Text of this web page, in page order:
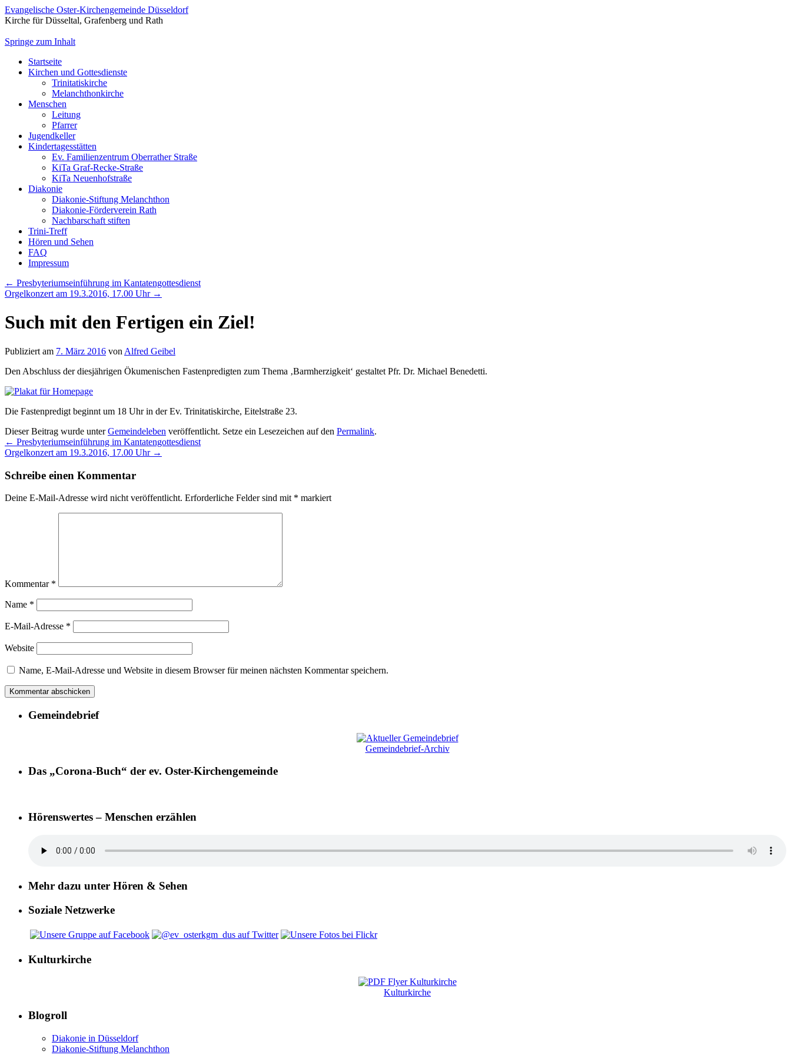
Evangelische Oster-Kirchengemeinde Düsseldorf
Kirche für Düsseltal, Grafenberg und Rath
Springe zum Inhalt
Startseite
Kirchen und Gottesdienste
Trinitatiskirche
Melanchthonkirche
Menschen
Leitung
Pfarrer
Jugendkeller
Kindertagesstätten
Ev. Familienzentrum Oberrather Straße
KiTa Graf-Recke-Straße
KiTa Neuenhofstraße
Diakonie
Diakonie-Stiftung Melanchthon
Diakonie-Förderverein Rath
Nachbarschaft stiften
Trini-Treff
Hören und Sehen
FAQ
Impressum
← Presbyteriumseinführung im Kantatengottesdienst
Orgelkonzert am 19.3.2016, 17.00 Uhr →
Such mit den Fertigen ein Ziel!
Publiziert am 7. März 2016 von Alfred Geibel
Den Abschluss der diesjährigen Ökumenischen Fastenpredigten zum Thema ‚Barmherzigkeit‘ gestaltet Pfr. Dr. Michael Benedetti.
Die Fastenpredigt beginnt um 18 Uhr in der Ev. Trinitatiskirche, Eitelstraße 23.
Dieser Beitrag wurde unterGemeindeleben veröffentlicht. Setze ein Lesezeichen auf den Permalink.
← Presbyteriumseinführung im Kantatengottesdienst
Orgelkonzert am 19.3.2016, 17.00 Uhr →
Schreibe einen Kommentar
Deine E-Mail-Adresse wird nicht veröffentlicht. Erforderliche Felder sind mit * markiert
Kommentar *
Name *
E-Mail-Adresse *
Website
Name, E-Mail-Adresse und Website in diesem Browser für meinen nächsten Kommentar speichern.
Gemeindebrief
Gemeindebrief-Archiv
Das „Corona-Buch“ der ev. Oster-Kirchengemeinde
Hörenswertes – Menschen erzählen
Mehr dazu unter Hören & Sehen
Soziale Netzwerke
Kulturkirche
Kulturkirche
Blogroll
Diakonie in Düsseldorf
Diakonie-Stiftung Melanchthon